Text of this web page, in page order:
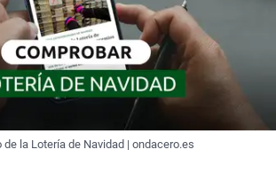
la Lotería de Navidad | ondacero.es